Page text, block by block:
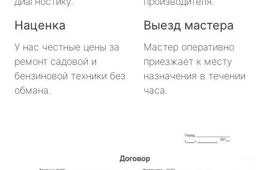
Наценка
У нас честные цены за
ремонт садовой и
бензиновой техники без
обмана.
Выезд мастера
Мастер оперативно
приезжает к месту
назначения в течении
часа.